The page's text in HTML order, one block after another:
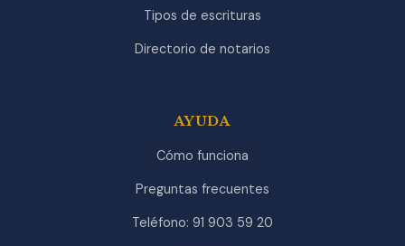
Tipos de escrituras
Directorio de notarios
AYUDA
Cómo funciona
Preguntas frecuentes
Teléfono: 91 903 59 20